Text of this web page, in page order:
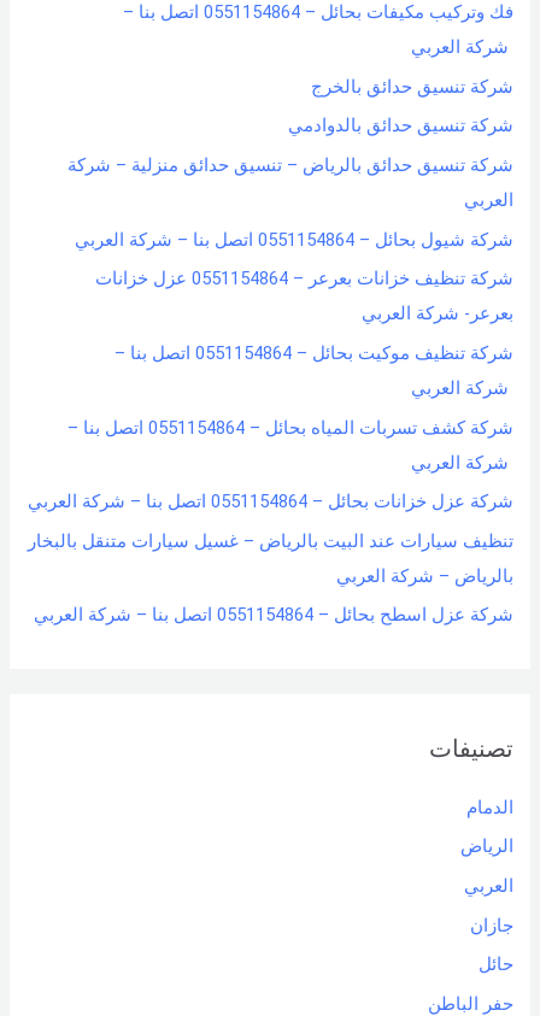
فك وتركيب مكيفات بحائل – 0551154864 اتصل بنا –
شركة العربي
شركة تنسيق حدائق بالخرج
شركة تنسيق حدائق بالدوادمي
شركة تنسيق حدائق بالرياض – تنسيق حدائق منزلية – شركة
العربي
شركة شيول بحائل – 0551154864 اتصل بنا – شركة العربي
شركة تنظيف خزانات بعرعر – 0551154864 عزل خزانات
بعرعر- شركة العربي
شركة تنظيف موكيت بحائل – 0551154864 اتصل بنا –
شركة العربي
شركة كشف تسربات المياه بحائل – 0551154864 اتصل بنا –
شركة العربي
شركة عزل خزانات بحائل – 0551154864 اتصل بنا – شركة العربي
تنظيف سيارات عند البيت بالرياض – غسيل سيارات متنقل بالبخار
بالرياض – شركة العربي
شركة عزل اسطح بحائل – 0551154864 اتصل بنا – شركة العربي
تصنيفات
الدمام
الرياض
العربي
جازان
حائل
حفر الباطن